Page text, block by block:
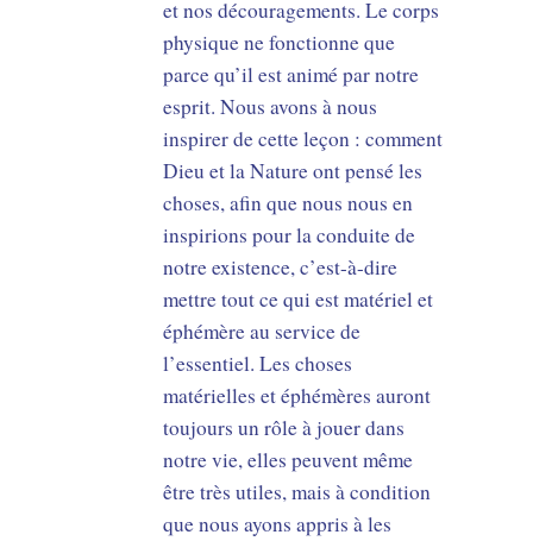
et nos découragements. Le corps
physique ne fonctionne que
parce qu’il est animé par notre
esprit. Nous avons à nous
inspirer de cette leçon : comment
Dieu et la Nature ont pensé les
choses, afin que nous nous en
inspirions pour la conduite de
notre existence, c’est-à-dire
mettre tout ce qui est matériel et
éphémère au service de
l’essentiel. Les choses
matérielles et éphémères auront
toujours un rôle à jouer dans
notre vie, elles peuvent même
être très utiles, mais à condition
que nous ayons appris à les